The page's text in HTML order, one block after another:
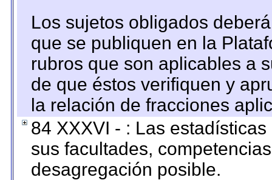
Los sujetos obligados
que se publiquen en la
rubros que son aplicables a
de que éstos verifiquen y
la relación de fracciones
84 XXXVI - : Las
sus facultades,
desagregación posible.